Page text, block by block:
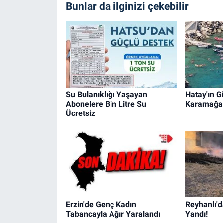
Bunlar da ilginizi çekebilir
Su Bulanıklığı Yaşayan
Abonelere Bin Litre Su
Ücretsiz
Hatay'ın
Erzin'de Genç Kadın
Tabancayla Ağır Yaralandı
Yandı!